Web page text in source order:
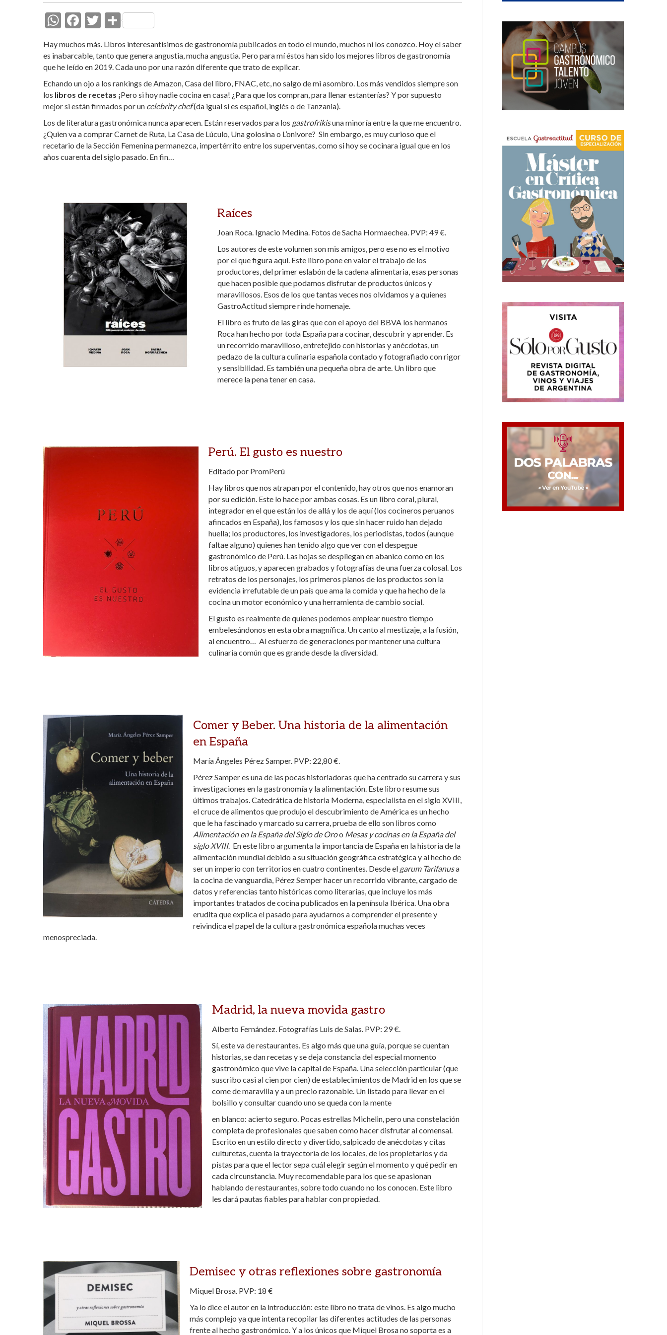
W
at
s
A
p
p
F
e
b
o
o
k
T
itt
er
C
m
p
ar
ti
r
Hay muchos más. Libros interesantísimos de gastronomía publicados en todo el mundo, muchos ni los conozco. Hoy el saber
es inabarcable, tanto que genera angustia, mucha angustia. Pero para mí éstos han sido los mejores libros de gastronomía
que he leído en 2019. Cada uno por una razón diferente que trato de explicar.
Echando un ojo a los rankings de Amazon, Casa del libro, FNAC, etc, no salgo de mi asombro. Los más vendidos siempre son
los libros de recetas ¡Pero si hoy nadie cocina en casa! ¿Para que los compran, para llenar estanterías? Y por supuesto
mejor si están firmados por un celebrity chef(da igual si es español, inglés o de Tanzania).
Los de literatura gastronómica nunca aparecen. Están reservados para los gastrofrikisuna minoría entre la que me encuentro.
¿Quien va a comprar Carnet de Ruta, La Casa de Lúculo, Una golosina o L’onivore? Sin embargo, es muy curioso que el
recetario de la Sección Femenina permanezca, impertérrito entre los superventas, como si hoy se cocinara igual que en los
años cuarenta del siglo pasado. En fin…
Raíces
Joan Roca. Ignacio Medina. Fotos de Sacha Hormaechea. PVP: 49 €.
Los autores de este volumen son mis amigos, pero ese no es el motivo
por el que figura aquí. Este libro pone en valor el trabajo de los
productores, del primer eslabón de la cadena alimentaria, esas personas
que hacen posible que podamos disfrutar de productos únicos y
maravillosos. Esos de los que tantas veces nos olvidamos y a quienes
GastroActitud siempre rinde homenaje.
El libro es fruto de las giras que con el apoyo del BBVA los hermanos
Roca han hecho por toda España para cocinar, descubrir y aprender. Es
un recorrido maravilloso, entretejido con historias y anécdotas, un
pedazo de la cultura culinaria española contado y fotografiado con rigor
y sensibilidad. Es también una pequeña obra de arte. Un libro que
merece la pena tener en casa.
Perú. El gusto es nuestro
Editado por PromPerú
Hay libros que nos atrapan por el contenido, hay otros que nos enamoran
por su edición. Este lo hace por ambas cosas. Es un libro coral, plural,
integrador en el que están los de allá y los de aquí (los cocineros peruanos
afincados en España), los famosos y los que sin hacer ruido han dejado
huella; los productores, los investigadores, los periodistas, todos (aunque
faltae alguno) quienes han tenido algo que ver con el despegue
gastronómico de Perú. Las hojas se despliegan en abanico como en los
libros atiguos, y aparecen grabados y fotografías de una fuerza colosal. Los
retratos de los personajes, los primeros planos de los productos son la
evidencia irrefutable de un país que ama la comida y que ha hecho de la
cocina un motor económico y una herramienta de cambio social.
El gusto es realmente de quienes podemos emplear nuestro tiempo
embelesándonos en esta obra magnífica. Un canto al mestizaje, a la fusión,
al encuentro… Al esfuerzo de generaciones por mantener una cultura
culinaria común que es grande desde la diversidad.
Comer y Beber. Una historia de la alimentación
en España
María Ángeles Pérez Samper. PVP: 22,80 €.
Pérez Samper es una de las pocas historiadoras que ha centrado su carrera y sus
investigaciones en la gastronomía y la alimentación. Este libro resume sus
últimos trabajos. Catedrática de historia Moderna, especialista en el siglo XVIII,
el cruce de alimentos que produjo el descubrimiento de América es un hecho
que le ha fascinado y marcado su carrera, prueba de ello son libros como
Alimentación en la España del Siglo de Oroo Mesas y cocinas en la España del
siglo XVIII. En este libro argumenta la importancia de España en la historia de la
alimentación mundial debido a su situación geográfica estratégica y al hecho de
ser un imperio con territorios en cuatro continentes. Desde el garum Tarifanusa
la cocina de vanguardia, Pérez Semper hacer un recorrido vibrante, cargado de
datos y referencias tanto históricas como literarias, que incluye los más
importantes tratados de cocina publicados en la península Ibérica. Una obra
erudita que explica el pasado para ayudarnos a comprender el presente y
reivindica el papel de la cultura gastronómica española muchas veces
menospreciada.
Madrid, la nueva movida gastro
Alberto Fernández. Fotografías Luis de Salas. PVP: 29 €.
Sí, este va de restaurantes. Es algo más que una guía, porque se cuentan
historias, se dan recetas y se deja constancia del especial momento
gastronómico que vive la capital de España. Una selección particular (que
suscribo casi al cien por cien) de establecimientos de Madrid en los que se
come de maravilla y a un precio razonable. Un listado para llevar en el
bolsillo y consultar cuando uno se queda con la mente
en blanco: acierto seguro. Pocas estrellas Michelin, pero una constelación
completa de profesionales que saben como hacer disfrutar al comensal.
Escrito en un estilo directo y divertido, salpicado de anécdotas y citas
culturetas, cuenta la trayectoria de los locales, de los propietarios y da
pistas para que el lector sepa cuál elegir según el momento y qué pedir en
cada circunstancia. Muy recomendable para los que se apasionan
hablando de restaurantes, sobre todo cuando no los conocen. Este libro
les dará pautas fiables para hablar con propiedad.
Demisec y otras reflexiones sobre gastronomía
Miquel Brosa. PVP: 18 €
Ya lo dice el autor en la introducción: este libro no trata de vinos. Es algo mucho
más complejo ya que intenta recopilar las diferentes actitudes de las personas
frente al hecho gastronómico. Y a los únicos que Miquel Brosa no soporta es a